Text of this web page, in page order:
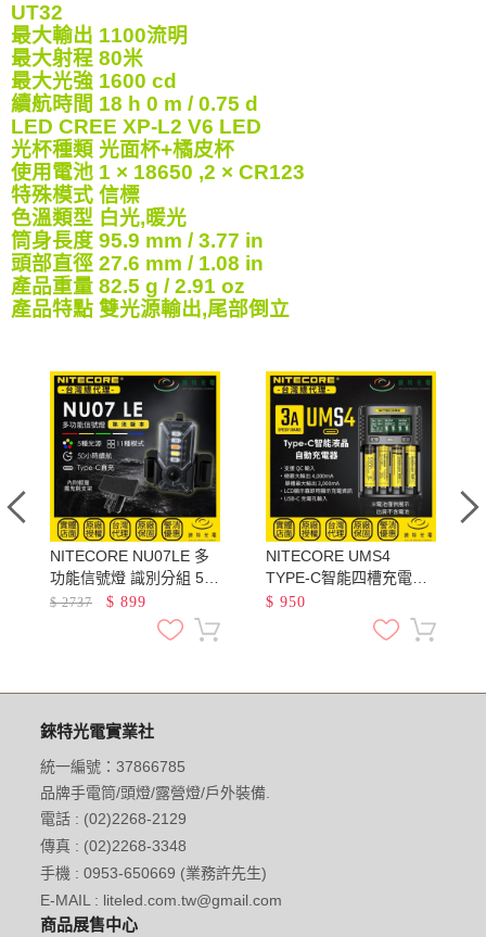
UT32
最大輸出 1100流明
最大射程 80米
最大光強 1600 cd
續航時間 18 h 0 m / 0.75 d
LED CREE XP-L2 V6 LED
光杯種類 光面杯+橘皮杯
使用電池 1 × 18650 ,2 × CR123
特殊模式 信標
色溫類型 白光,暖光
筒身長度 95.9 mm / 3.77 in
頭部直徑 27.6 mm / 1.08 in
產品重量 82.5 g / 2.91 oz
產品特點 雙光源輸出,尾部倒立
NITECORE NU07LE 多
功能信號燈 識別分組 5種
光源 ARC 導軌 戰術頭盔
燈 可掛在有 MOLLE 系
統的 戰術背心 背包
$2737 $ 899
NITECORE UMS4
TYPE-C智能四槽充電器
QC3.0快充 18650 21700
鋰電池 AA AAA 鎳氫
$ 950
錸特光電實業社
統一編號：37866785
品牌手電筒/頭燈/露營燈/戶外裝備.
電話 : (02)2268-2129
傳真 : (02)2268-3348
手機 : 0953-650669 (業務許先生)
E-MAIL : liteled.com.tw@gmail.com
商品展售中心